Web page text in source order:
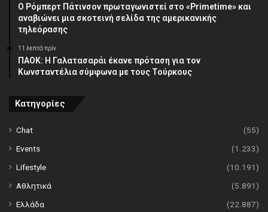
Ο Ρόμπερτ Πάτινσον πρωταγωνιστεί στο «Primetime» και
αναβιώνει μια σκοτεινή σελίδα της αμερικανικής
τηλεόρασης
11 λεπτά πρίν
ΠΑΟΚ: Η Γαλατασαράι έκανε πρόταση για τον
Κωνσταντέλια σύμφωνα με τους Τούρκους
Κατηγορίες
Chat
(55)
Events
(1.233)
Lifestyle
(10.191)
Αθλητικά
(5.891)
Ελλάδα
(22.887)